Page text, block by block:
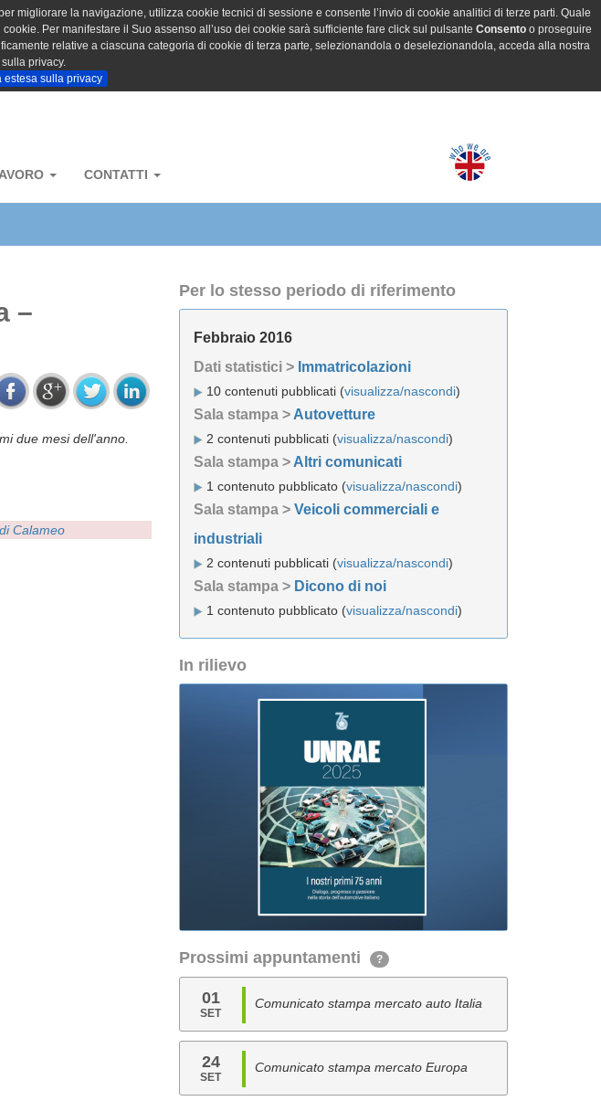
migliorare la navigazione, utilizza cookie tecnici di sessione e consente l’invio di cookie analitici di terze parti. Quale
Per manifestare il Suo assenso all’uso dei cookie sarà sufficiente fare click sul pulsante Consentoo proseguire
relative a ciascuna categoria di cookie di terza parte, selezionandola o deselezionandola, acceda alla nostra
privacy.
estesa sulla privacy
CONTATTI
–
due mesi dell'anno.
Calameo
Per lo stesso periodo di riferimento
Febbraio 2016
Dati statistici > Immatricolazioni
10 contenuti pubblicati (visualizza/nascondi)
Sala stampa > Autovetture
2 contenuti pubblicati (visualizza/nascondi)
Sala stampa > Altri comunicati
1 contenuto pubblicato (visualizza/nascondi)
Sala stampa > Veicoli commerciali e
industriali
2 contenuti pubblicati (visualizza/nascondi)
Sala stampa > Dicono di noi
1 contenuto pubblicato (visualizza/nascondi)
In rilievo
Prossimi appuntamenti ?
01
SET
Comunicato stampa mercato auto Italia
24
SET
Comunicato stampa mercato Europa